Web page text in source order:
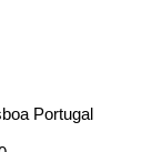
Portugal